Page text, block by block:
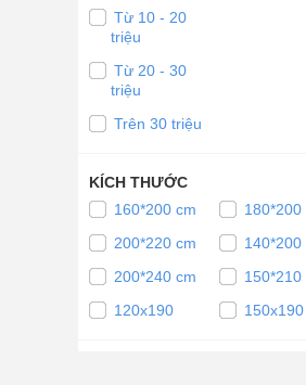
Từ 10 - 20
triệu
Từ 20 - 30
triệu
Trên 30 triệu
KÍCH THƯỚC
160*200 cm
180*200
200*220 cm
140*200
200*240 cm
150*210
120x190
150x190